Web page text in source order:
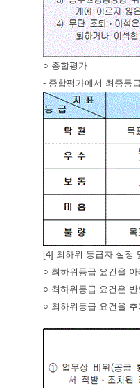
○ 종합평가
- 종합평가에서 최종등
[4] 최하위 등급자 설정
○ 최하위등급 요건을
○ 최하위등급 요건은
○ 최하위등급 요건을